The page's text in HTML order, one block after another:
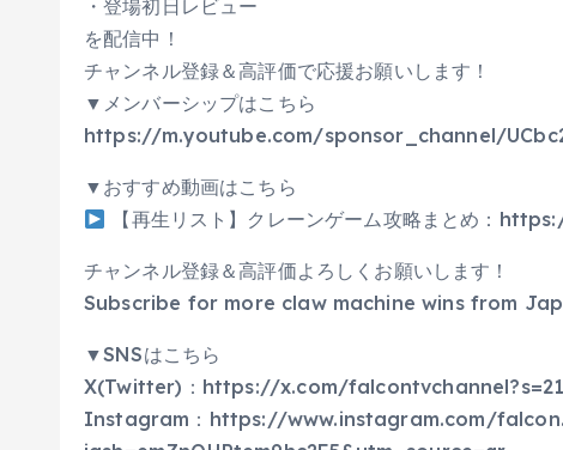
・登場初日レビュー
を配信中！
チャンネル登録＆高評価で応援お願いします！
▼メンバーシップはこちら
https://m.youtube.com/sponsor_channel/
▼おすすめ動画はこちら
【再生リスト】クレーンゲーム攻略まとめ：
チャンネル登録＆高評価よろしくお願いします！
Subscribe for more claw machine wins from
▼SNSはこちら
X(Twitter)：https://x.com/falcontvchannel?s=21
Instagram：https://www.instagram.com/